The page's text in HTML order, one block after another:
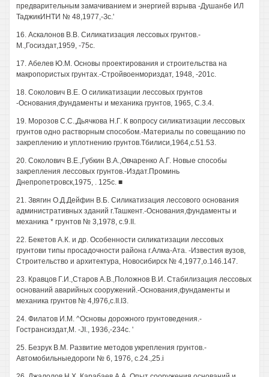
предварительным замачиванием и энергией взрыва -Душанбе ИЛ
ТаджикИНТИ № 48,1977,-Зс.'
16. Аскалонов В.В. Силикатизация лессовых грунтов.-
М.,Госиздат,1959, -75с.
17. Абелев Ю.М. Основы проектирования и строительства на
макропористых грунтах.-Стройвоенмориздат, 1948, -201с.
18. Соколович В.Е. О силикатизации лессовых грунтов
-Основания,фундаменты и механика грунтов, 1965, С.3.4.
19. Морозов С.С.,Дьячкова Н.Г. К вопросу силикатизации лессовых
грунтов одно растворным способом.-Материалы по совещанию по
закреплению и уплотнению грунтов.Тбилиси,1964,с.51.53.
20. Соколович В.Е.,Губкин В.А.,Овчаренко А.Г. Новые способы
закрепления лессовых грунтов.-Издат.Проминь
Днепропетровск,1975, . 125с. ■
21. Звягин О.Д.Дейфин В.Б. Силикатизация лессового основания
административных зданий г.Ташкент.-Основания,фундаменты и
механика * грунтов № 3,1978, с.9.II.
22. Бекетов А.К. и др. Особенности силикатизации лессовых
грунтови типы просадочности района г.Алма-Ата. -Известия вузов,
Строительство и архитектура, Новосибирск № 4,1977,о.146.147.
23. Кравцов Г.И.,Старов А.В.,Положнов В.И. Стабилизация лессовых
оснований аварийных сооружений.-Основания,фундаменты и
механика грунтов № 4,I976,c.II.I3.
24. Филатов И.М. ^Основы дорожного грунтоведения.-
Гострансиздат,М. -JI., 1936,-234с. '
25. Безрук В.М. Развитие методов укрепления грунтов.-
Автомобильныедороги № 6, 1976, с.24.,25.i